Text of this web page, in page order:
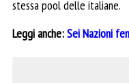
stessa pool delle italiane.
Leggi anche:Sei Nazioni